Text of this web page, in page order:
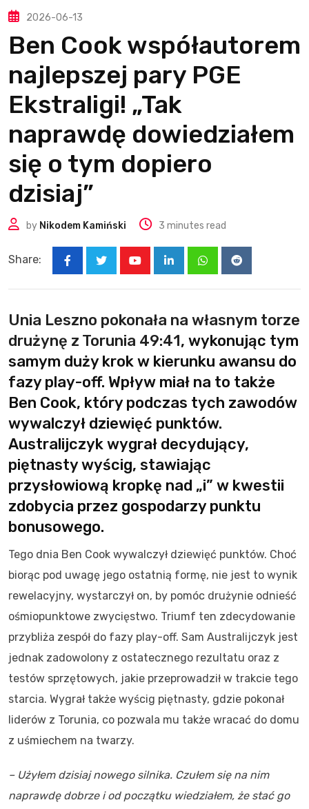
2026-06-13
Ben Cook współautorem
najlepszej pary PGE
Ekstraligi! „Tak
naprawdę dowiedziałem
się o tym dopiero
dzisiaj”
by Nikodem Kamiński 3 minutes read
Share:
LinkedInWhatsappReddit
Unia Leszno pokonała na własnym torze
drużynę z Torunia 49:41, wykonując tym
samym duży krok w kierunku awansu do
fazy play-off. Wpływ miał na to także
Ben Cook, który podczas tych zawodów
wywalczył dziewięć punktów.
Australijczyk wygrał decydujący,
piętnasty wyścig, stawiając
przysłowiową kropkę nad „i” w kwestii
zdobycia przez gospodarzy punktu
bonusowego.
Tego dnia Ben Cook wywalczył dziewięć punktów. Choć
biorąc pod uwagę jego ostatnią formę, nie jest to wynik
rewelacyjny, wystarczył on, by pomóc drużynie odnieść
ośmiopunktowe zwycięstwo. Triumf ten zdecydowanie
przybliża zespół do fazy play-off. Sam Australijczyk jest
jednak zadowolony z ostatecznego rezultatu oraz z
testów sprzętowych, jakie przeprowadził w trakcie tego
starcia. Wygrał także wyścig piętnasty, gdzie pokonał
liderów z Torunia, co pozwala mu także wracać do domu
z uśmiechem na twarzy.
– Użyłem dzisiaj nowego silnika. Czułem się na nim
naprawdę dobrze i od początku wiedziałem, że stać go